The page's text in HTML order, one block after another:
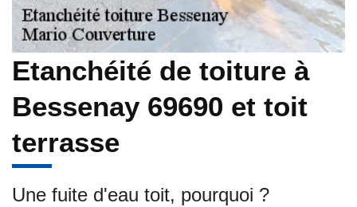
Etanchéité de toiture à
Bessenay 69690 et toit
terrasse
Une fuite d'eau toit, pourquoi ?